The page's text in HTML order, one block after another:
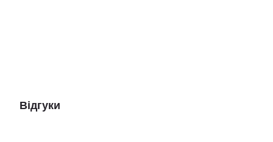
Відгуки